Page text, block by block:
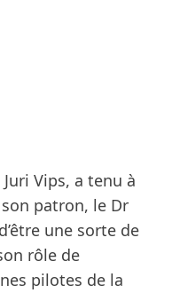
Vips, a tenu à
patron, le Dr
une sorte de
rôle de
pilotes de la